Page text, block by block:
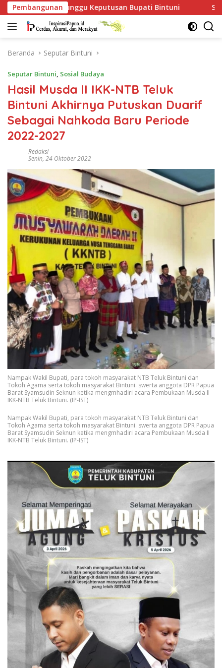
Langsung
ke
konten
Pembangunan
Keputusan Bupati Bintuni SPPG Indayana Bintuni
Beranda Seputar Bintuni
Seputar Bintuni, Sosial Budaya
Hasil Musda II IKK-NTB Teluk
Bintuni Akhirnya Putuskan Duarif
Sebagai Nahkoda Baru Periode
2022-2027
Redaksi
Senin, 24 Oktober 2022
Nampak Wakil Bupati, para tokoh masyarakat NTB Teluk Bintuni dan
Tokoh Agama serta tokoh masyarakat Bintuni. swerta anggota DPR Papua
Barat Syamsudin Seknun ketika mengmhadiri acara Pembukaan Musda II
IKK-NTB Teluk Bintuni. (IP-IST)
Nampak Wakil Bupati, para tokoh masyarakat NTB Teluk Bintuni dan
Tokoh Agama serta tokoh masyarakat Bintuni. swerta anggota DPR Papua
Barat Syamsudin Seknun ketika mengmhadiri acara Pembukaan Musda II
IKK-NTB Teluk Bintuni. (IP-IST)